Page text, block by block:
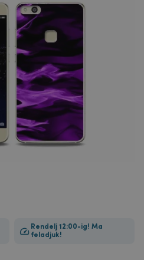
Rendelj 12:00-ig! Ma
feladjuk!